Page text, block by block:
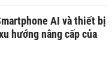
AI và thiết bị
hướng nâng cấp của